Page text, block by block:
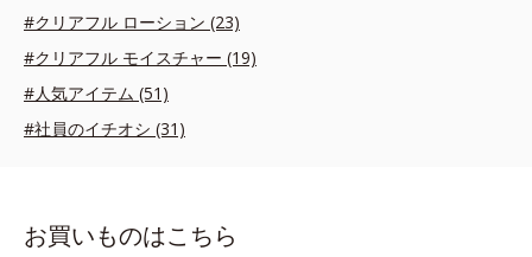
#クリアフル ローション (23)
#クリアフル モイスチャー (19)
#人気アイテム (51)
#社員のイチオシ (31)
お買いものはこちら